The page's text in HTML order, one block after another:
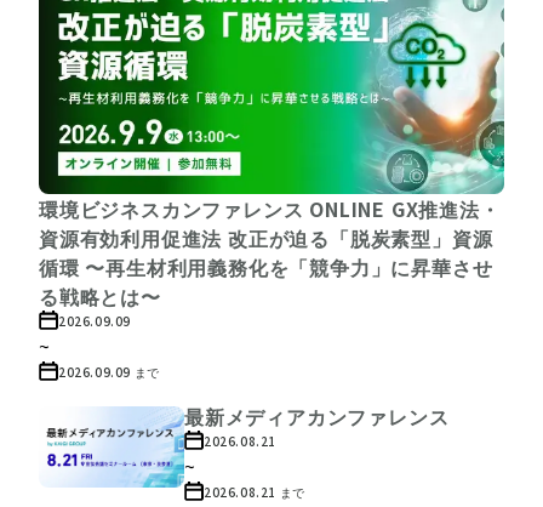
環境ビジネスカンファレンス ONLINE GX推進法・
資源有効利用促進法 改正が迫る「脱炭素型」資源
循環 〜再生材利用義務化を「競争力」に昇華させ
る戦略とは〜
2026.09.09
~
2026.09.09 まで
最新メディアカンファレンス
2026.08.21
~
2026.08.21 まで